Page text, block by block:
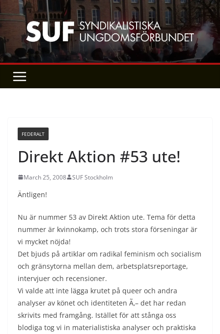
Skip
to
content
FEDERALT
Direkt Aktion #53 ute!
March 25, 2008 SUF Stockholm
Äntligen!
Nu är nummer 53 av Direkt Aktion ute. Tema för detta
nummer är kvinnokamp, och trots stora förseningar är
vi mycket nöjda!
Det bjuds på artiklar om radikal feminism och socialism
och gränsytorna mellan dem, arbetsplatsreportage,
intervjuer och recensioner.
Vi valde att inte lägga krutet på queer och andra
analyser av könet och identiteten Ã‚– det har redan
skrivits med framgång. Istället för att stånga oss
blodiga tog vi in materialistiska analyser och praktiska